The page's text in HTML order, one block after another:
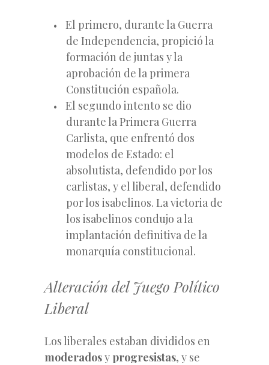
El primero, durante la Guerra
de Independencia, propició la
formación de juntas y la
aprobación de la primera
Constitución española.
El segundo intento se dio
durante la Primera Guerra
Carlista, que enfrentó dos
modelos de Estado: el
absolutista, defendido por los
carlistas, y el liberal, defendido
por los isabelinos. La victoria de
los isabelinos condujo a la
implantación definitiva de la
monarquía constitucional.
Alteración del Juego Político
Liberal
Los liberales estaban divididos en
moderadosy progresistas, y se